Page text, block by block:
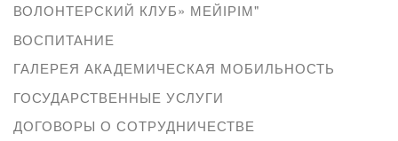
ВОЛОНТЕРСКИЙ КЛУБ» МЕЙІРІМ"
ВОСПИТАНИЕ
ГАЛЕРЕЯ АКАДЕМИЧЕСКАЯ МОБИЛЬНОСТЬ
ГОСУДАРСТВЕННЫЕ УСЛУГИ
ДОГОВОРЫ О СОТРУДНИЧЕСТВЕ